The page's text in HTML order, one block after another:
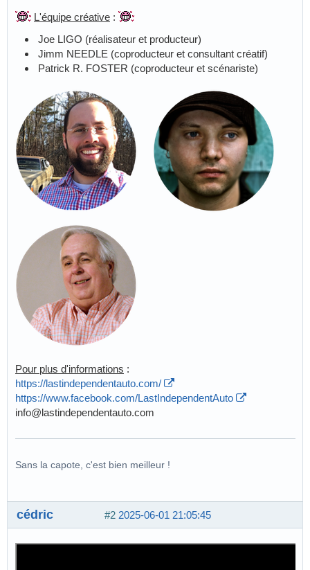
L'équipe créative :
Joe LIGO (réalisateur et producteur)
Jimm NEEDLE (coproducteur et consultant créatif)
Patrick R. FOSTER (coproducteur et scénariste)
Pour plus d'informations :
https://lastindependentauto.com/
https://www.facebook.com/LastIndependentAuto
info@lastindependentauto.com
Sans la capote, c'est bien meilleur !
#2 2025-06-01 21:05:45
cédric